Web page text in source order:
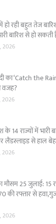
हो रही बहुत तेज
बारिश से हो
2026
का ‘Catch the
वजह?
2026
14 राज्यों में भारी
लैंडस्लाइड से हाल
2026
25 जुलाई: 15
की रफ्तार से
2026